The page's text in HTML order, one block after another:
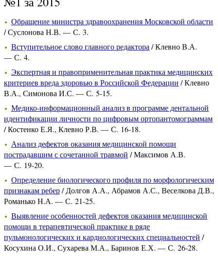
Обращение министра здравоохранения Московской области
/ Суслонова Н.В. — С. 3.
Вступительное слово главного редактора / Клевно В.А.
— С. 4.
Экспертная и правоприменительная практика медицинских
критериев вреда здоровью в Российской Федерации / Клевно
В.А., Симонова И.С. — С. 5-15.
Медико-информационный анализ в программе дентальной
идентификации личности по цифровым ортопантомограммам
/ Костенко Е.Я., Клевно Р.В. — С. 16-18.
Анализ дефектов оказания медицинской помощи
пострадавшим с сочетанной травмой / Максимов А.В.
— С. 19-20.
Определение биологического профиля по морфологическим
признакам ребер/ Долгов А.А., Абрамов А.С., Веселкова Д.В.,
Романько Н.А. — С. 21-25.
Выявление особенностей дефектов оказания медицинской
помощи в терапевтической практике в ряде
пульмонологических и кардиологических специальностей /
Косухина О.И., Сухарева М.А., Баринов Е.Х. — С. 26-28.